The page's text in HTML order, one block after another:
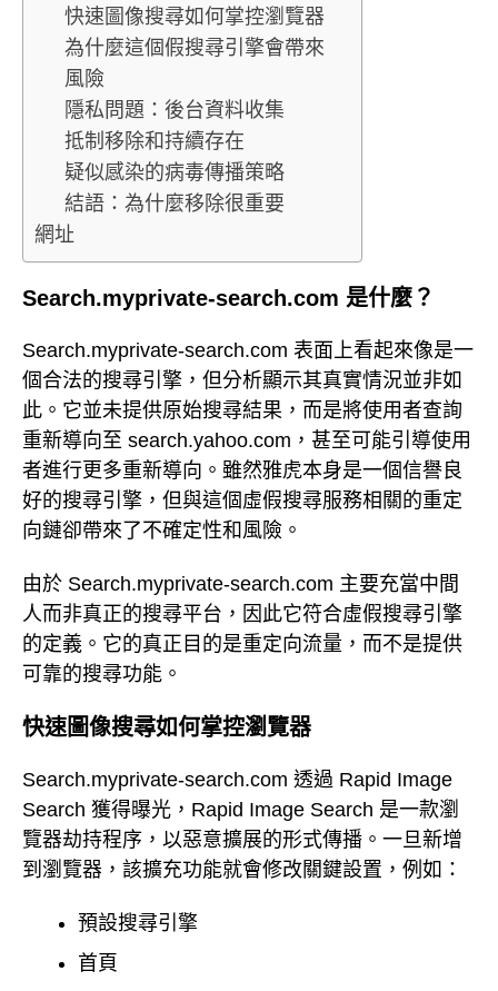
快速圖像搜尋如何掌控瀏覽器
為什麼這個假搜尋引擎會帶來
風險
隱私問題：後台資料收集
抵制移除和持續存在
疑似感染的病毒傳播策略
結語：為什麼移除很重要
網址
Search.myprivate-search.com 是什麼？
Search.myprivate-search.com 表面上看起來像是一
個合法的搜尋引擎，但分析顯示其真實情況並非如
此。它並未提供原始搜尋結果，而是將使用者查詢
重新導向至 search.yahoo.com，甚至可能引導使用
者進行更多重新導向。雖然雅虎本身是一個信譽良
好的搜尋引擎，但與這個虛假搜尋服務相關的重定
向鏈卻帶來了不確定性和風險。
由於 Search.myprivate-search.com 主要充當中間
人而非真正的搜尋平台，因此它符合虛假搜尋引擎
的定義。它的真正目的是重定向流量，而不是提供
可靠的搜尋功能。
快速圖像搜尋如何掌控瀏覽器
Search.myprivate-search.com 透過 Rapid Image
Search 獲得曝光，Rapid Image Search 是一款瀏
覽器劫持程序，以惡意擴展的形式傳播。一旦新增
到瀏覽器，該擴充功能就會修改關鍵設置，例如：
預設搜尋引擎
首頁